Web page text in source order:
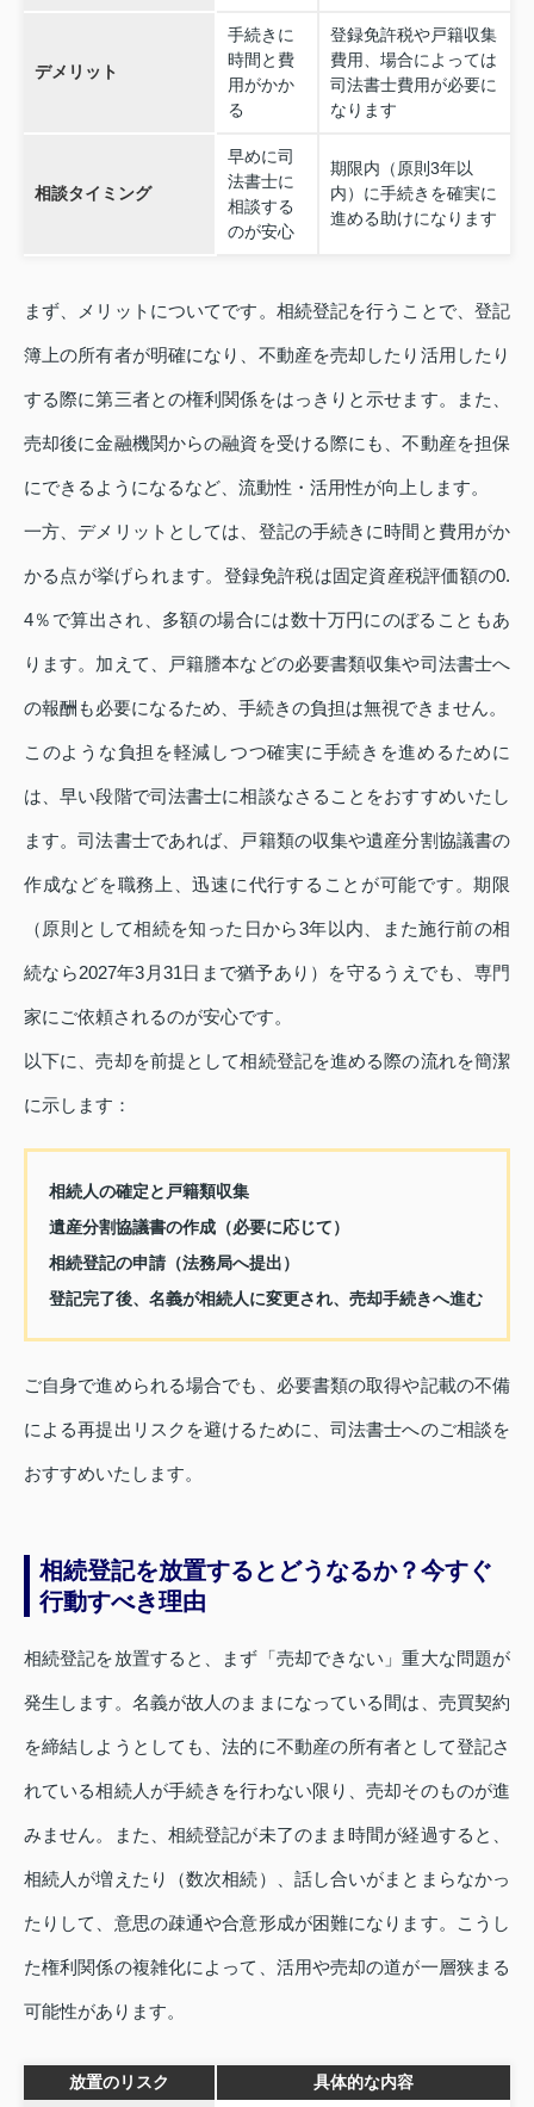
デメリット
手続きに
時間と費
用がかか
る
登録免許税や戸籍収集
費用、場合によっては
司法書士費用が必要に
なります
相談タイミング
早めに司
法書士に
相談する
のが安心
期限内（原則3年以
内）に手続きを確実に
進める助けになります
まず、メリットについてです。相続登記を行うことで、登記
簿上の所有者が明確になり、不動産を売却したり活用したり
する際に第三者との権利関係をはっきりと示せます。また、
売却後に金融機関からの融資を受ける際にも、不動産を担保
にできるようになるなど、流動性・活用性が向上します。
一方、デメリットとしては、登記の手続きに時間と費用がか
かる点が挙げられます。登録免許税は固定資産税評価額の0.
4％で算出され、多額の場合には数十万円にのぼることもあ
ります。加えて、戸籍謄本などの必要書類収集や司法書士へ
の報酬も必要になるため、手続きの負担は無視できません。
このような負担を軽減しつつ確実に手続きを進めるために
は、早い段階で司法書士に相談なさることをおすすめいたし
ます。司法書士であれば、戸籍類の収集や遺産分割協議書の
作成などを職務上、迅速に代行することが可能です。期限
（原則として相続を知った日から3年以内、また施行前の相
続なら2027年3月31日まで猶予あり）を守るうえでも、専門
家にご依頼されるのが安心です。
以下に、売却を前提として相続登記を進める際の流れを簡潔
に示します：
相続人の確定と戸籍類収集
遺産分割協議書の作成（必要に応じて）
相続登記の申請（法務局へ提出）
登記完了後、名義が相続人に変更され、売却手続きへ進む
ご自身で進められる場合でも、必要書類の取得や記載の不備
による再提出リスクを避けるために、司法書士へのご相談を
おすすめいたします。
相続登記を放置するとどうなるか？今すぐ
行動すべき理由
相続登記を放置すると、まず「売却できない」重大な問題が
発生します。名義が故人のままになっている間は、売買契約
を締結しようとしても、法的に不動産の所有者として登記さ
れている相続人が手続きを行わない限り、売却そのものが進
みません。また、相続登記が未了のまま時間が経過すると、
相続人が増えたり（数次相続）、話し合いがまとまらなかっ
たりして、意思の疎通や合意形成が困難になります。こうし
た権利関係の複雑化によって、活用や売却の道が一層狭まる
可能性があります。
放置のリスク 具体的な内容